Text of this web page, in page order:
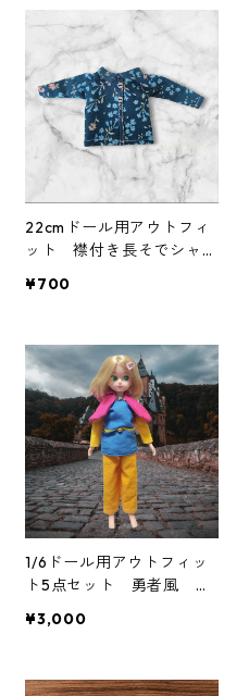
ト 誕生日 父の日
22cmドール用アウトフィ
ット 襟付き長そでシャ
ル リアルクローズ
¥700
1/6ドール用アウトフィッ
ト5点セット 勇者風 一
¥3,000